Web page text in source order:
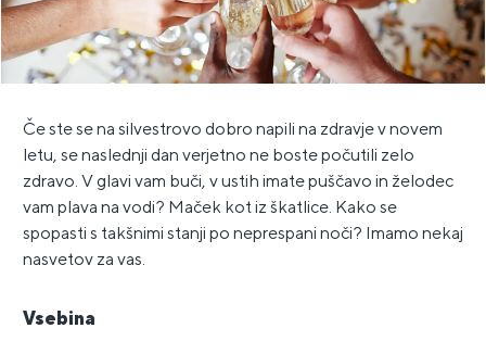
Če ste se na silvestrovo dobro napili na zdravje v novem
letu, se naslednji dan verjetno ne boste počutili zelo
zdravo. V glavi vam buči, v ustih imate puščavo in želodec
vam plava na vodi? Maček kot iz škatlice. Kako se
spopasti s takšnimi stanji po neprespani noči? Imamo nekaj
nasvetov za vas.
Vsebina